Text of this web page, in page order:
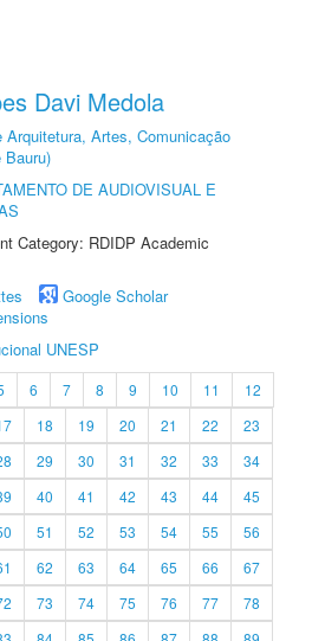
Davi Medola
Arquitetura, Artes, Comunicação
Bauru)
DE AUDIOVISUAL E
Category: RDIDP Academic
Google Scholar
UNESP
6 7 8 9 10 11
12
18 19 20 21 22
23
29 30 31 32 33
34
40 41 42 43 44
45
51 52 53 54 55
56
62 63 64 65 66
67
73 74 75 76 77
78